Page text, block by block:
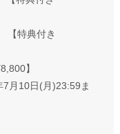
【特典付き
】
月10日(月)23:59ま